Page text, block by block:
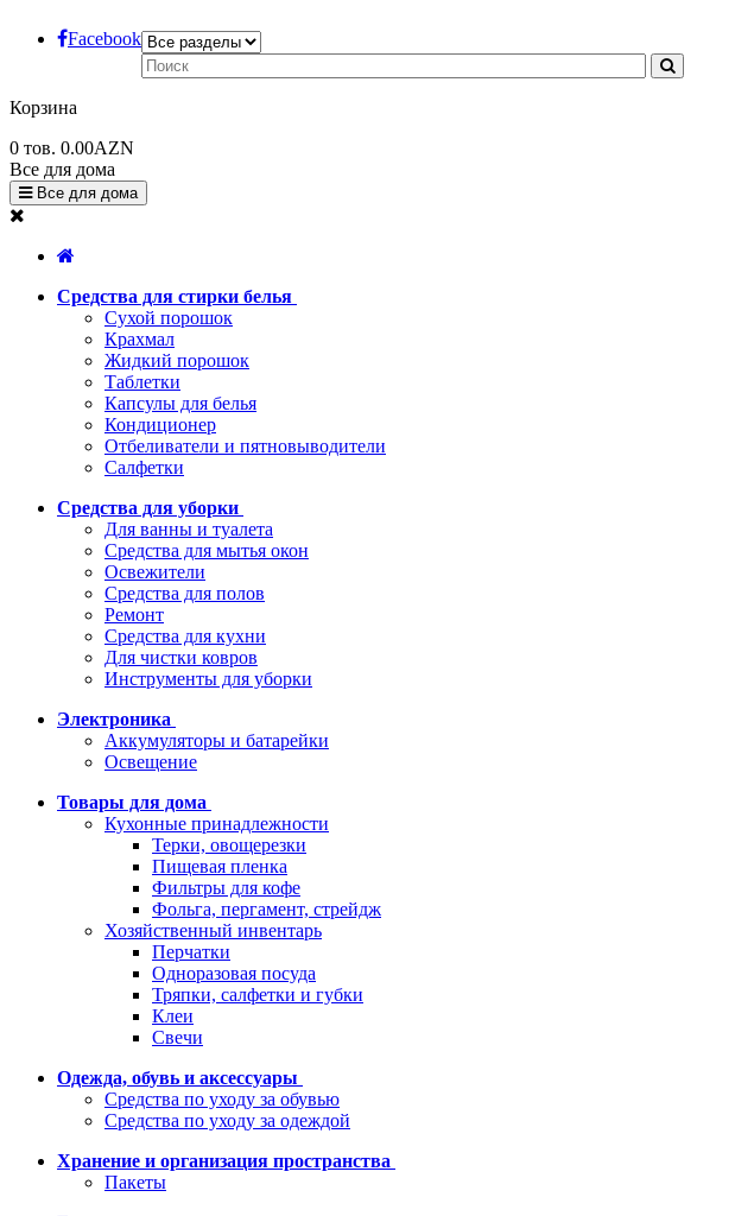
Facebook
Корзина
0 тов. 0.00AZN
Все для дома
Все для дома
Средства для стирки белья
Сухой порошок
Крахмал
Жидкий порошок
Таблетки
Капсулы для белья
Кондиционер
Отбеливатели и пятновыводители
Салфетки
Средства для уборки
Для ванны и туалета
Средства для мытья окон
Освежители
Средства для полов
Ремонт
Средства для кухни
Для чистки ковров
Инструменты для уборки
Электроника
Аккумуляторы и батарейки
Освещение
Товары для дома
Кухонные принадлежности
Терки, овощерезки
Пищевая пленка
Фильтры для кофе
Фольга, пергамент, стрейдж
Хозяйственный инвентарь
Перчатки
Одноразовая посуда
Тряпки, салфетки и губки
Клеи
Свечи
Одежда, обувь и аксессуары
Средства по уходу за обувью
Средства по уходу за одеждой
Хранение и организация пространства
Пакеты